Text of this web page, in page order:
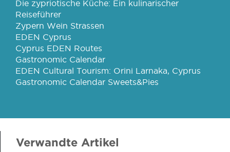
Die zypriotische Küche: Ein kulinarischer
Reiseführer
Zypern Wein Strassen
EDEN Cyprus
Cyprus EDEN Routes
Gastronomic Calendar
EDEN Cultural Tourism: Orini Larnaka, Cyprus
Gastronomic Calendar Sweets&Pies
Verwandte Artikel